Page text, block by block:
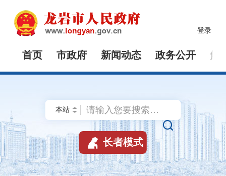
登录
首页 市政府 新闻动态 政务公开 解

 长者模式